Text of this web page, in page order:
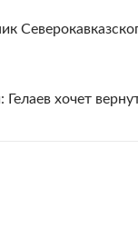
Гелаев хочет